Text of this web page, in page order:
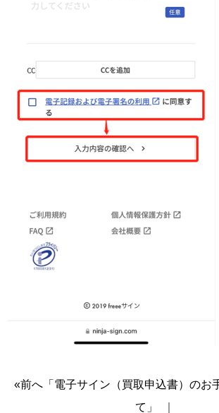
«前へ「電子サイン（買取申込書）のお
て」